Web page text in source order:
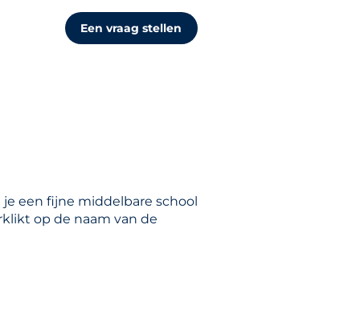
Een vraag stellen
een fijne middelbare school
op de naam van de